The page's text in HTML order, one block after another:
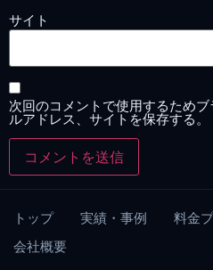
サイト
次回のコメントで使用するため
ルアドレス、サイトを保存する。
トップ 実績・事例 料金
会社概要